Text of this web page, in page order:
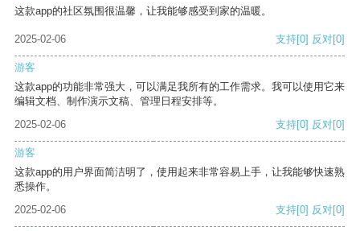
这款app的社区氛围很温馨，让我能够感受到家的温暖。
2025-02-06 支持[0] 反对[0]
游客
这款app的功能非常强大，可以满足我所有的工作需求。我可以使用它来
编辑文档、制作演示文稿、管理日程安排等。
2025-02-06
支持[0] 反对[0]
游客
这款app的用户界面简洁明了，使用起来非常容易上手，让我能够快速熟
悉操作。
2025-02-06
支持[0] 反对[0]